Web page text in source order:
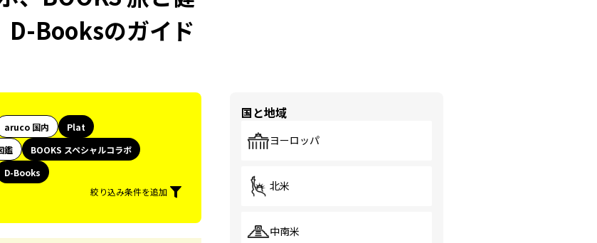
D-Booksのガイド
aruco 国内
Plat
鑑
BOOKS スペシャルコラボ
D-Books
絞り込み条件を追加
国と地域
ヨーロッパ
北米
中南米